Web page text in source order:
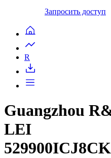
Запросить доступ
R
Guangzhou
LEI